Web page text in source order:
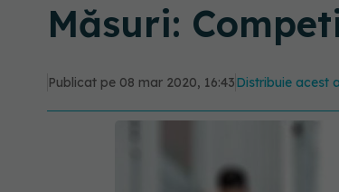
Măsuri:
Publicat pe 08 mar 2020, 16:43Distribuie acest